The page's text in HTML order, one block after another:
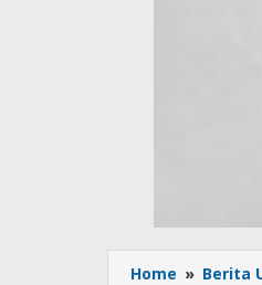
Home » Berita